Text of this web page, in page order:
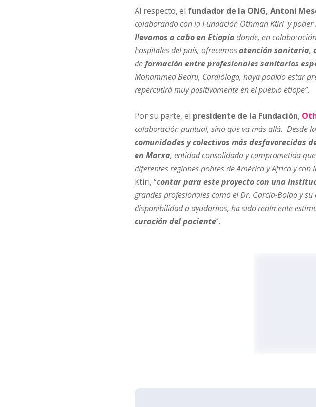
Al respecto, el fundador de la ONG, Antoni
colaborando con la Fundación Othman Ktiri y poder
llevamos a cabo en Etiopía donde, en
hospitales del país, ofrecemosatención sanitaria,
deformación entre profesionales sanitarios
Mohammed Bedru, Cardiólogo, haya podido estar
repercutirá muy positivamente en el pueblo etíope”.
Por su parte, el presidente de la Fundación,
colaboración puntual, sino que va más allá. Desde
comunidades y colectivos más desfavorecidas
en Marxa, entidad consolidada y comprometida
diferentes regiones pobres de América y Africa y
Ktiri, “contar para este proyecto con una
grandes profesionales como el Dr. García-Bolao y
disponibilidad a ayudarnos, ha sido realmente
curación del paciente”.